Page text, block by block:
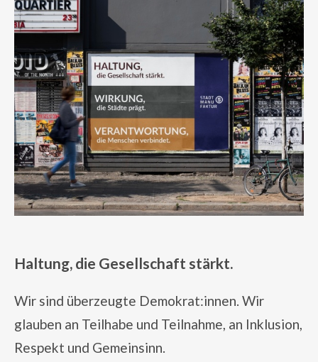
Haltung, die Gesellschaft stärkt.
Wir sind überzeugte Demokrat:innen. Wir
glauben an Teilhabe und Teilnahme, an Inklusion,
Respekt und Gemeinsinn.